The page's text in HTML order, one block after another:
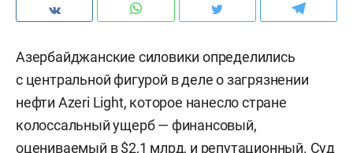
Азербайджанские силовики определились
с центральной фигурой в деле о загрязнении
нефти Azeri Light, которое нанесло стране
колоссальный ущерб — финансовый,
оцениваемый в $2,1 млрд, и репутационный. Суд